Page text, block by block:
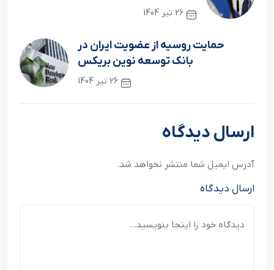
26 تیر 1404
حمایت روسیه از عضویت ایران در
بانک توسعه نوین بریکس
26 تیر 1404
نوشته بعدی
ارسال دیدگاه
آدرس ایمیل شما منتشر نخواهد شد.
ارسال دیدگاه